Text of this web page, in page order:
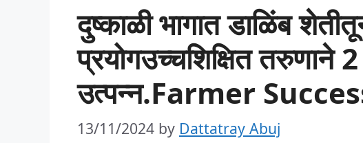
दुष्काळी भागात डाळिंब
प्रयोगउच्चशिक्षित तरुणाने
उत्पन्न.Farmer
13/11/2024 by Dattatray Abuj